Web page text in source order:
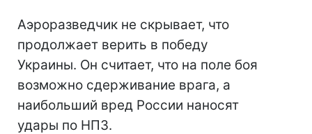
Аэроразведчик не скрывает, что
продолжает верить в победу
Украины. Он считает, что на поле боя
возможно сдерживание врага, а
наибольший вред России наносят
удары по НПЗ.